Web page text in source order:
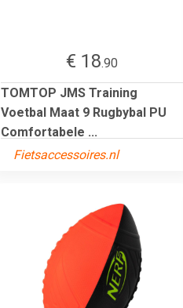
€ 18.90
TOMTOP JMS Training
Voetbal Maat 9 Rugbybal PU
Comfortabele ...
Fietsaccessoires.nl